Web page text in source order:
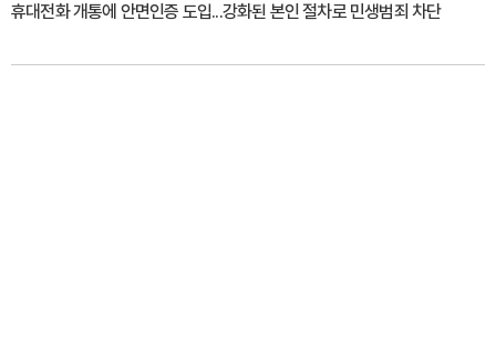
휴대전화 개통에 안면인증 도입...강화된 본인 절차로 민생범죄 차단